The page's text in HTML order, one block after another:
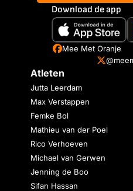
Download de app
Mee Met Oranje
Atleten
Jutta Leerdam
Max Verstappen
Femke Bol
Mathieu van der Poel
Rico Verhoeven
Michael van Gerwen
Jenning de Boo
Sifan Hassan